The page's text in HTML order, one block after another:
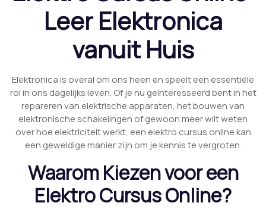
Leer Elektronica
vanuit Huis
Elektronica is overal om ons heen en speelt een essentiële
rol in ons dagelijks leven. Of je nu geïnteresseerd bent in het
repareren van elektrische apparaten, het bouwen van
elektronische schakelingen of gewoon meer wilt weten
over hoe elektriciteit werkt, een elektro cursus online kan
een geweldige manier zijn om je kennis te vergroten.
Waarom Kiezen voor een
Elektro Cursus Online?